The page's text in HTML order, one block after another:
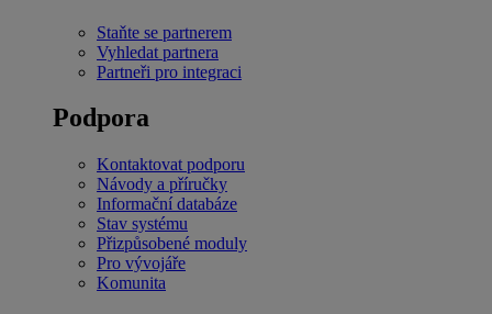
Staňte se partnerem
Vyhledat partnera
Partneři pro integraci
Podpora
Kontaktovat podporu
Návody a příručky
Informační databáze
Stav systému
Přizpůsobené moduly
Pro vývojáře
Komunita